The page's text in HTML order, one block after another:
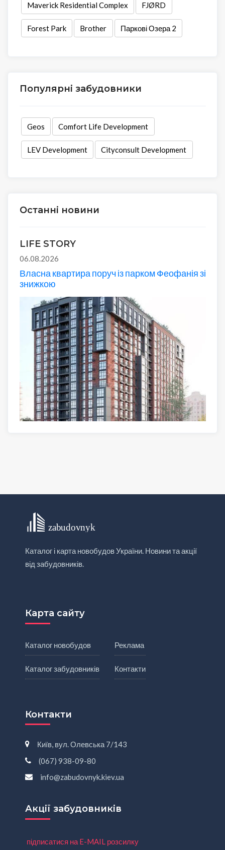
Maverick Residential Complex FJØRD
Forest Park Brother Паркові Озера 2
Популярні забудовники
Geos Comfort Life Development
LEV Development Cityconsult Development
Останні новини
LIFE STORY
06.08.2026
Власна квартира поруч із парком Феофанія зі
знижкою
Каталог і карта новобудов України. Новини та акції
від забудовників.
Карта сайту
Каталог новобудов
Каталог забудовників
Реклама
Контакти
Контакти
Київ, вул. Олевська 7/143
(067) 938-09-80
info@zabudovnyk.kiev.ua
Акції забудовників
підписатися на E-MAIL розсилку